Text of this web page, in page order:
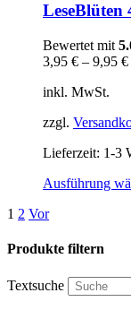
LeseBlüten
Bewertet mit
3,95 € – 9,95 €
inkl. MwSt.
zzgl.
Lieferzeit: 1-3
Ausführung
1 2 Vor
Produkte filtern
Textsuche